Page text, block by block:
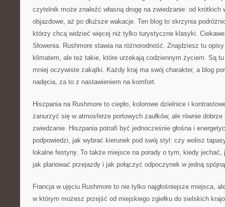
czytelnik może znaleźć własną drogę na zwiedzanie: od krótkich
objazdowe, aż po dłuższe wakacje. Ten blog to skrzynia
którzy chcą widzieć więcej niż tylko turystyczne klasyki.
Słowenia. Rushmore stawia na różnorodność. Znajdziesz tu
klimatem, ale też takie, które urzekają codziennym życiem. Są
mniej oczywiste zakątki. Każdy kraj ma swój charakter, a blog
nadęcia, za to z nastawieniem na komfort.
Hiszpania na Rushmore to ciepło, kolorowe dzielnice i
zanurzyć się w atmosferze portowych zaułków, ale równie
zwiedzanie. Hiszpania potrafi być jednocześnie głośna i
podpowiedzi, jak wybrać kierunek pod swój styl: czy wolisz
lokalne festyny. To także miejsce na porady o tym, kiedy
jak planować przejazdy i jak połączyć odpoczynek w jedną
Francja w ujęciu Rushmore to nie tylko najgłośniejsze miejsca,
w którym możesz przejść od miejskiego zgiełku do sielskich